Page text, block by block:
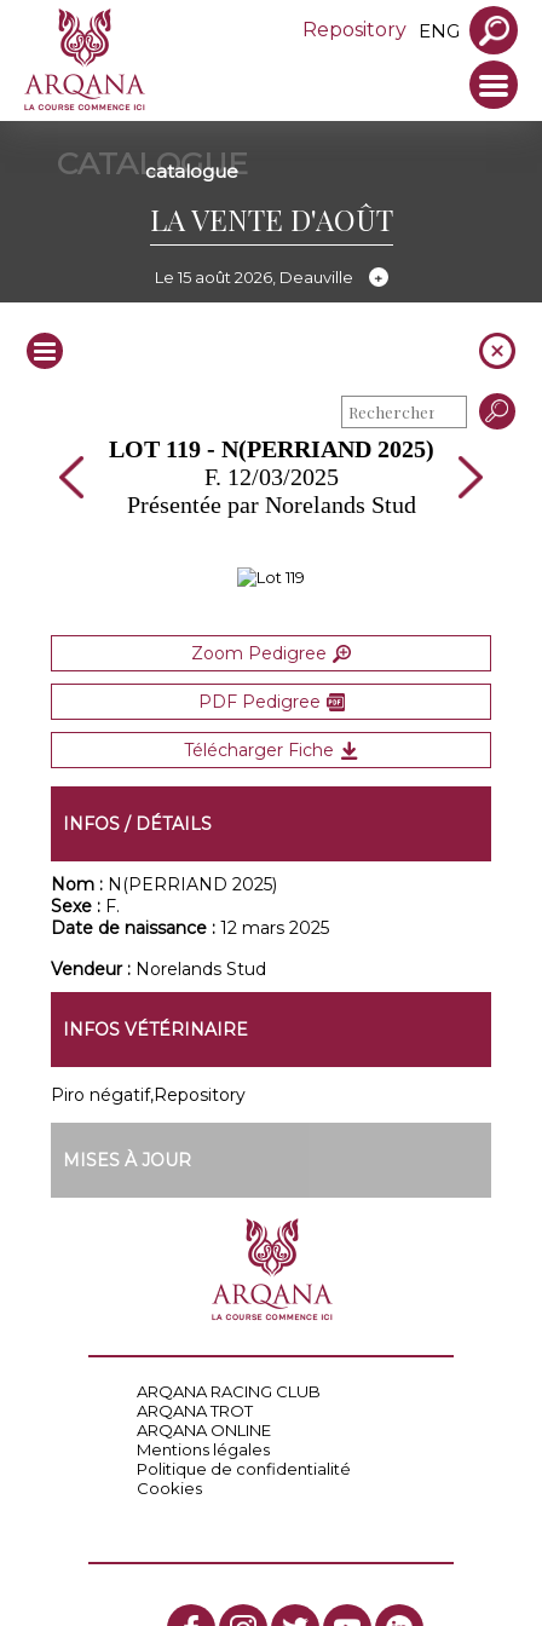
Repository ENG
CATALOGUE
catalogue
LA VENTE D'AOÛT
Le 15 août 2026, Deauville
LOT 119 - N(PERRIAND 2025)
F. 12/03/2025
Présentée par Norelands Stud
Zoom Pedigree
PDF Pedigree
Télécharger Fiche
INFOS / DÉTAILS
Nom : N(PERRIAND 2025)
Sexe : F.
Date de naissance :12 mars 2025
Vendeur : Norelands Stud
INFOS VÉTÉRINAIRE
Piro négatif,Repository
MISES À JOUR
ARQANA RACING CLUB
ARQANA TROT
ARQANA ONLINE
Mentions légales
Politique de confidentialité
Cookies